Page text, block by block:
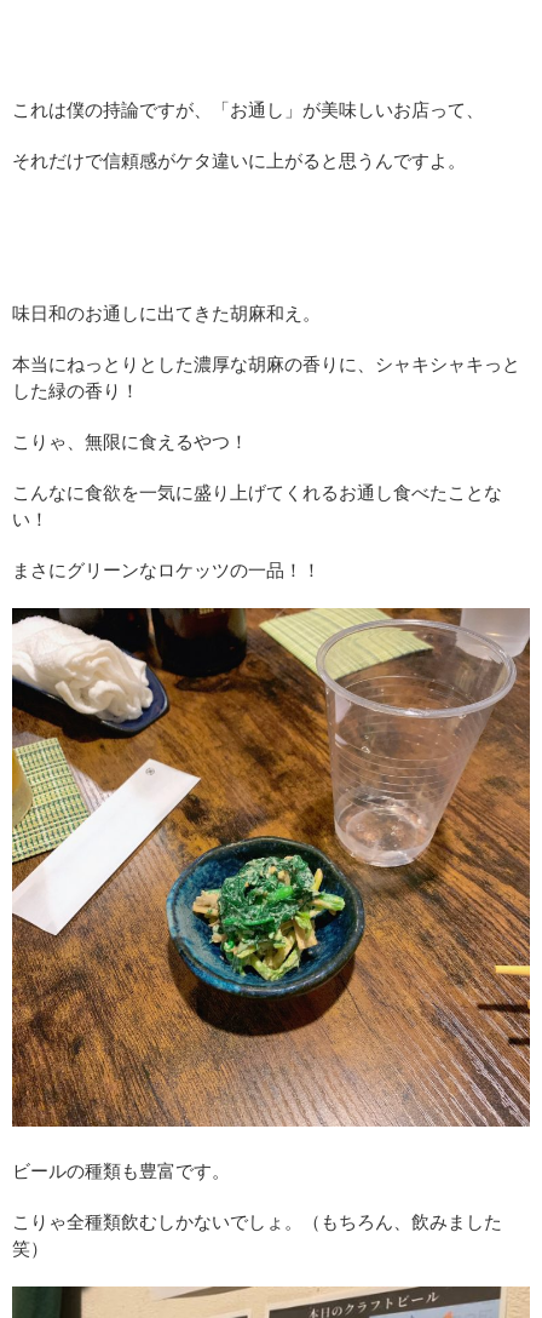
これは僕の持論ですが、「お通し」が美味しいお店って、
それだけで信頼感がケタ違いに上がると思うんですよ。
味日和のお通しに出てきた胡麻和え。
本当にねっとりとした濃厚な胡麻の香りに、シャキシャキっと
した緑の香り！
こりゃ、無限に食えるやつ！
こんなに食欲を一気に盛り上げてくれるお通し食べたことな
い！
まさにグリーンなロケッツの一品！！
ビールの種類も豊富です。
こりゃ全種類飲むしかないでしょ。（もちろん、飲みました
笑）